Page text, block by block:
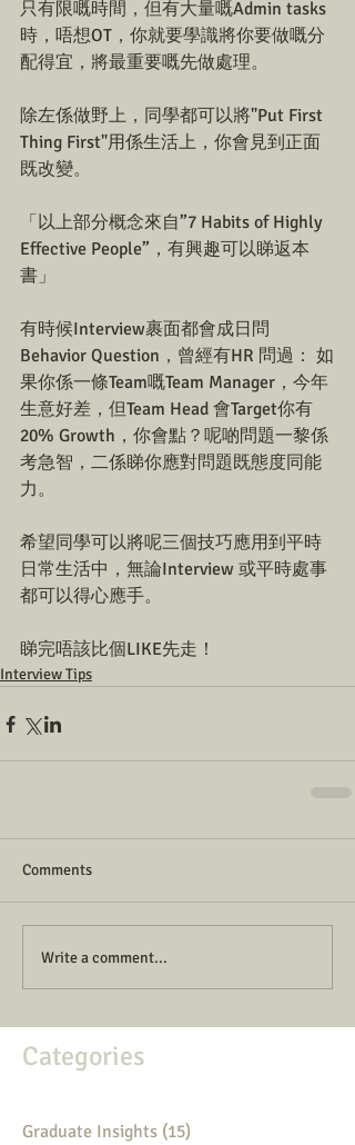
只有限嘅時間，但有大量嘅Admin tasks
時，唔想OT，你就要學識將你要做嘅分
配得宜，將最重要嘅先做處理。
除左係做野上，同學都可以將"Put First
Thing First"用係生活上，你會見到正面
既改變。
「以上部分概念來自”7 Habits of Highly
Effective People”，有興趣可以睇返本
書」
有時候Interview裹面都會成日問
Behavior Question，曾經有HR 問過： 如
果你係一條Team嘅Team Manager，今年
生意好差，但Team Head 會Target你有
20% Growth，你會點？呢啲問題一黎係
考急智，二係睇你應對問題既態度同能
力。
希望同學可以將呢三個技巧應用到平時
日常生活中，無論Interview 或平時處事
都可以得心應手。
睇完唔該比個LIKE先走！
Interview Tips
Comments
Write a comment...
Categories
Graduate Insights (15)